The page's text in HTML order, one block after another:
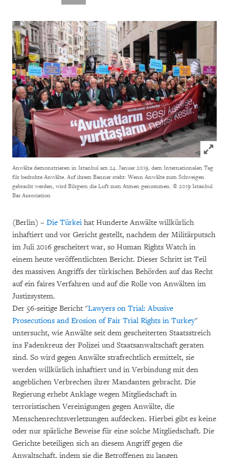
Click
Anwälte demonstrieren in Istanbul am 24. Januar 2019, dem Internationalen Tag
für bedrohte Anwälte. Auf ihrem Banner steht: Wenn Anwälte zum Schweigen
gebracht werden, wird Bürgern die Luft zum Atmen genommen. © 2019 Istanbul
Bar Association
(Berlin) – Die Türkei hat Hunderte Anwälte willkürlich
inhaftiert und vor Gericht gestellt, nachdem der Militärputsch
im Juli 2016 gescheitert war, so Human Rights Watch in
einem heute veröffentlichten Bericht. Dieser Schritt ist Teil
des massiven Angriffs der türkischen Behörden auf das Recht
auf ein faires Verfahren und auf die Rolle von Anwälten im
Justizsystem.
Der 56-seitige Bericht "Lawyers on Trial: Abusive
Prosecutions and Erosion of Fair Trial Rights in Turkey"
untersucht, wie Anwälte seit dem gescheiterten Staatsstreich
ins Fadenkreuz der Polizei und Staatsanwaltschaft geraten
sind. So wird gegen Anwälte strafrechtlich ermittelt, sie
werden willkürlich inhaftiert und in Verbindung mit den
angeblichen Verbrechen ihrer Mandanten gebracht. Die
Regierung erhebt Anklage wegen Mitgliedschaft in
terroristischen Vereinigungen gegen Anwälte, die
Menschenrechtsverletzungen aufdecken. Hierbei gibt es keine
oder nur spärliche Beweise für eine solche Mitgliedschaft. Die
Gerichte beteiligen sich an diesem Angriff gegen die
Anwaltschaft, indem sie die Betroffenen zu langen